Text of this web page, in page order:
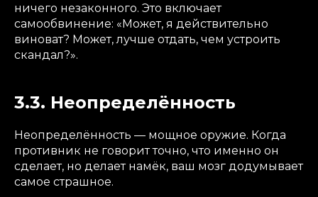
ничего незаконного. Это включает
самообвинение: «Может, я действительно
виноват? Может, лучше отдать, чем устроить
скандал?».
3.3. Неопределённость
Неопределённость — мощное оружие. Когда
противник не говорит точно, что именно он
сделает, но делает намёк, ваш мозг додумывает
самое страшное.